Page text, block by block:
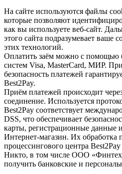
На сайте используются файлы
которые позволяют
как вы используете веб-сайт.
этого сайта подразумевает ваше
этих технологий.
Оплатить заём можно с помощью
систем Visa, MasterCard, МИР.
безопасность платежей
Best2Pay.
Приём платежей происходит
соединение. Используется
Best2Pay соответствует
DSS, что обеспечивает
карты, регистрационные данные
Интернет-магазин. Их обработка
процессингового центра
Никто, в том числе ООО
получить банковские и